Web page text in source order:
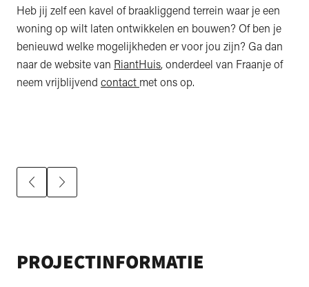
Heb jij zelf een kavel of braakliggend terrein waar je een
woning op wilt laten ontwikkelen en bouwen? Of ben je
benieuwd welke mogelijkheden er voor jou zijn? Ga dan
naar de website van RiantHuis, onderdeel van Fraanje of
neem vrijblijvend contact met ons op.
PROJECTINFORMATIE